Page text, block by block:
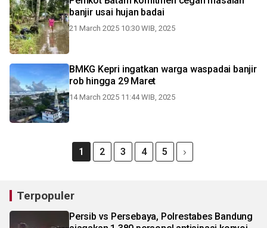
banjir usai hujan badai
21 March 2025 10:30 WIB, 2025
BMKG Kepri ingatkan warga waspadai banjir
rob hingga 29 Maret
14 March 2025 11:44 WIB, 2025
1 2 3 4 5
Terpopuler
Persib vs Persebaya, Polrestabes Bandung